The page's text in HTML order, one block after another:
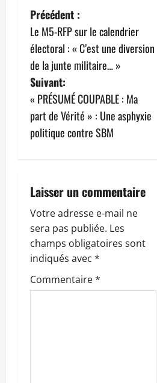
N
a
v
i
g
a
i
o
n
d
’
Précédent :
Le M5-RFP sur le calendrier
électoral : « C’est une diversion
de la junte militaire… »
Suivant:
« PRÉSUMÉ COUPABLE : Ma
part de Vérité » : Une asphyxie
politique contre SBM
Laisser un commentaire
Votre adresse e-mail ne
sera pas publiée. Les
champs obligatoires sont
indiqués avec *
Commentaire*